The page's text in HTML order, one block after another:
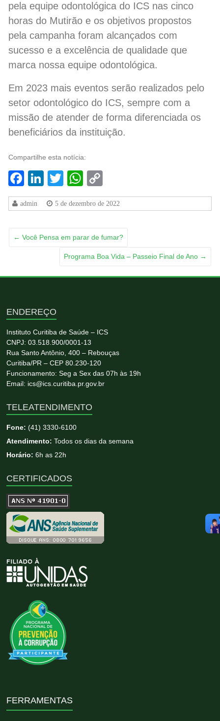
pela equipe odontológica do ICS nas cinco
horas do Mutirão e os objetivos propostos
pela campanha foram alcançados com
sucesso e a excelência de qualidade que
marca nossa equipe odontológica.
Em 2023 mais eventos serão realizados pelo
setor odontológico do ICS, sempre com a
missão de atender de forma diferenciada os
beneficiários da instituição.
Compartilhe esta notícia:
Facebook
LinkedIn
TwitterWhatsApp
Link
admin 5 de dezembro de 2022
← Você Pensa em parar de fumar?
Programa Boa Vida – Passeio Final de Ano →
ENDEREÇO
Instituto Curitiba de Saúde – ICS
CNPJ: 03.518.900/0001-13
Rua Santo Antônio, 400 – Rebouças
Curitiba/PR – CEP 80.230-120
Funcionamento: Seg a Sex das 07h às 19h
Email: ics@ics.curitiba.pr.gov.br
TELEATENDIMENTO
Fone:(41) 3330-6100
Atendimento: Todos os dias da semana
Horário: 6h as 22h
CERTIFICADOS
FERRAMENTAS